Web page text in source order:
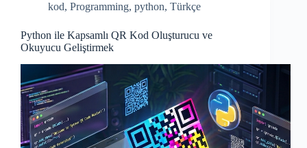
kod, Programming, python, Türkçe
Python ile Kapsamlı QR Kod Oluşturucu ve
Okuyucu Geliştirmek